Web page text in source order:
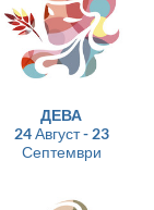
ДЕВА
24 Август - 23
Септември